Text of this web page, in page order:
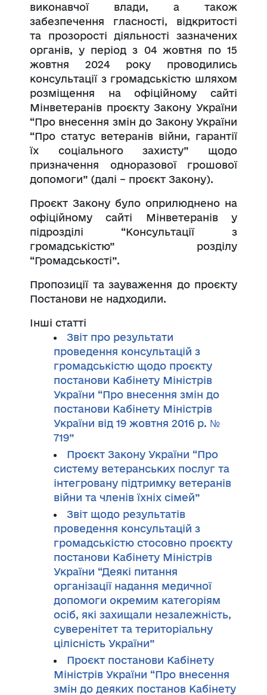
виконавчої влади, а також
забезпечення гласності, відкритості
та прозорості діяльності зазначених
органів, у період з 04 жовтня по 15
жовтня 2024 року проводились
консультації з громадськістю шляхом
розміщення на офіційному сайті
Мінветеранів проєкту Закону України
“Про внесення змін до Закону України
“Про статус ветеранів війни, гарантії
їх соціального захисту” щодо
призначення одноразової грошової
допомоги” (далі – проєкт Закону).
Проєкт Закону було оприлюднено на
офіційному сайті Мінветеранів у
підрозділі “Консультації з
громадськістю” розділу
“Громадськості”.
Пропозиції та зауваження до проєкту
Постанови не надходили.
Інші статті
Звіт про результати
проведення консультацій з
громадськістю щодо проєкту
постанови Кабінету Міністрів
України “Про внесення змін до
постанови Кабінету Міністрів
України від 19 жовтня 2016 р. №
719”
Проєкт Закону України “Про
систему ветеранських послуг та
інтегровану підтримку ветеранів
війни та членів їхніх сімей”
Звіт щодо результатів
проведення консультацій з
громадськістю стосовно проєкту
постанови Кабінету Міністрів
України “Деякі питання
організації надання медичної
допомоги окремим категоріям
осіб, які захищали незалежність,
суверенітет та територіальну
цілісність України”
Проєкт постанови Кабінету
Міністрів України “Про внесення
змін до деяких постанов Кабінету